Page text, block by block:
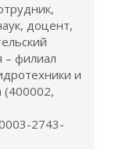
доцент,
– филиал
и
(400002,
2743-